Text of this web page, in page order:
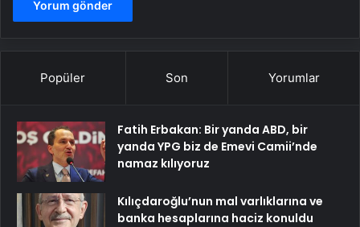
Popüler Son Yorumlar
Fatih Erbakan: Bir yanda ABD, bir
yanda YPG biz de Emevi Camii’nde
namaz kılıyoruz
Kılıçdaroğlu’nun mal varlıklarına ve
banka hesaplarına haciz konuldu